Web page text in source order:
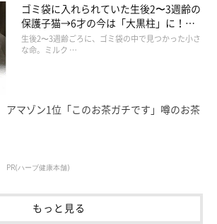
ゴミ袋に入れられていた生後2〜3週齢の
保護子猫→6才の今は「大黒柱」に！
美しい黒猫に成長した姿にグッとくる
生後2〜3週齢ごろに、ゴミ袋の中で見つかった小さ
な命。ミルク …
アマゾン1位「このお茶ガチです」噂のお茶
PR(ハーブ健康本舗)
もっと見る